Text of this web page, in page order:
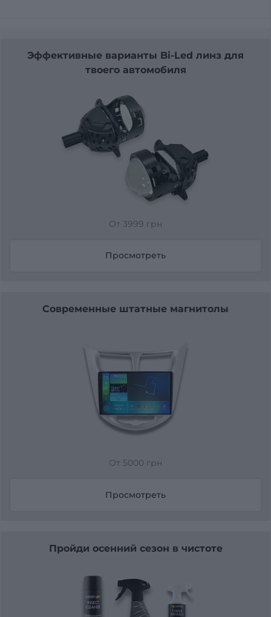
Эффективные варианты Bi-Led линз для
твоего автомобиля
От 3999 грн
Просмотреть
Современные штатные магнитолы
От 5000 грн
Просмотреть
Пройди осенний сезон в чистоте